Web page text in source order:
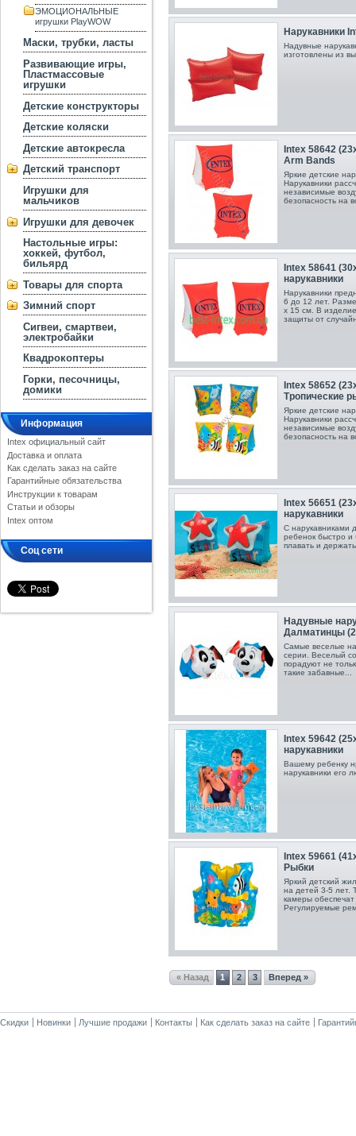
ЭМОЦИОНАЛЬНЫЕ
игрушки PlayWOW
Маски, трубки, ласты
Развивающие игры,
Пластмассовые
игрушки
Детские конструкторы
Детские коляски
Детские автокресла
Детский транспорт
Игрушки для
мальчиков
Игрушки для девочек
Настольные игры:
хоккей, футбол,
бильярд
Товары для спорта
Зимний спорт
Сигвеи, смартвеи,
электробайки
Квадрокоптеры
Горки, песочницы,
домики
Информация
Intex официальный сайт
Доставка и оплата
Как сделать заказ на сайте
Гарантийные обязательства
Инструкции к товарам
Статьи и обзоры
Intex оптом
Соц сети
Нарукавники
Надувные
изготовлены из
Intex 58642
Arm Bands
Яркие детские
Нарукавники
независимые
безопасность на
Intex 58641
нарукавники
Нарукавники
6 до 12 лет.
x 15 см. В
защиты от
Intex 58652
Тропические
Яркие детские
Нарукавники
независимые
безопасность на
Inteх 56651
нарукавники
С нарукавниками
ребенок быстро и
плавать и
Надувные
Далматинцы
Самые веселые
серии. Веселый
порадуют не
такие забавные...
Intex 59642
нарукавники
Вашему ребенку
нарукавники его
Intex 59661
Рыбки
Яркий детский
на детей 3-5 лет.
камеры
Регулируемые
« Назад 1 2 3 Вперед »
Скидки Новинки Лучшие продажи Контакты Как сделать заказ на сайте